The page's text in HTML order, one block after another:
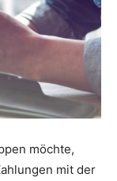
möchte,
mit der